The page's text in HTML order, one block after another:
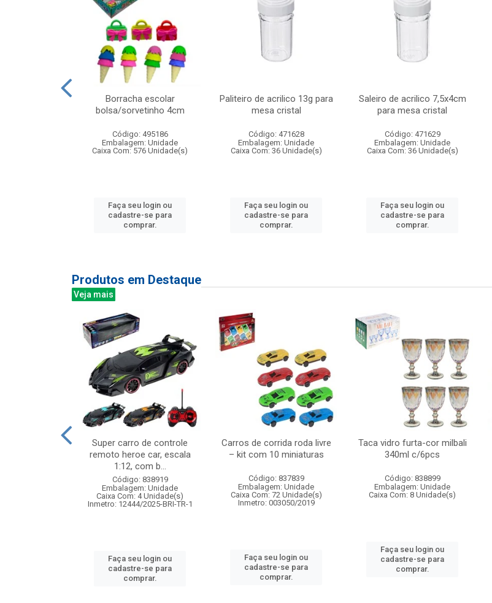
Borracha escolar
bolsa/sorvetinho 4cm
Código: 495186
Embalagem: Unidade
Caixa Com: 576 Unidade(s)
Faça seu login ou
cadastre-se para
comprar.
Paliteiro de acrilico 13g para
mesa cristal
Código: 471628
Embalagem: Unidade
Caixa Com: 36 Unidade(s)
Faça seu login ou
cadastre-se para
comprar.
Saleiro de acrilico 7,5x4cm
para mesa cristal
Código: 471629
Embalagem: Unidade
Caixa Com: 36 Unidade(s)
Faça seu login ou
cadastre-se para
comprar.
Produtos em Destaque
Veja mais
Super carro de controle
remoto heroe car, escala
1:12, com b...
Código: 838919
Embalagem: Unidade
Caixa Com: 4 Unidade(s)
Inmetro: 12444/2025-BRI-TR-1
Faça seu login ou
cadastre-se para
comprar.
Carros de corrida roda livre
– kit com 10 miniaturas
Código: 837839
Embalagem: Unidade
Caixa Com: 72 Unidade(s)
Inmetro: 003050/2019
Faça seu login ou
cadastre-se para
comprar.
Taca vidro furta-cor milbali
340ml c/6pcs
Código: 838899
Embalagem: Unidade
Caixa Com: 8 Unidade(s)
Faça seu login ou
cadastre-se para
comprar.